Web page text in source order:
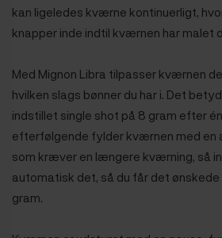
kan ligeledes kværne kontinuerligt,
knapper inde indtil kværnen har malet
Med Mignon Libra tilpasser kværnen
hvilken slags bønner du har i. Det
indstillet single shot på 8 gram efter
efterfølgende fylder kværnen med en
som kræver en længere kværning, så
automatisk det, så du får det
gram.